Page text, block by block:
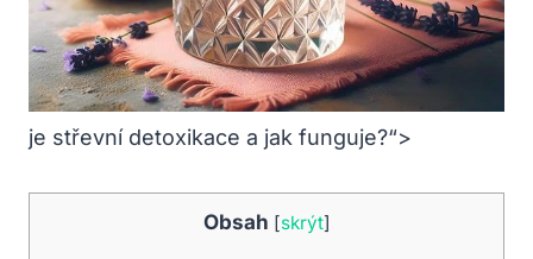
je střevní detoxikace a jak funguje?“>
Obsah [skrýt]